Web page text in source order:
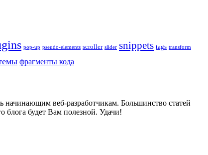
pop-up pseudo-elements scroller slider snippets tags transform
фрагменты кода
начинающим веб-разработчикам. Большинство статей
блога будет Вам полезной. Удачи!